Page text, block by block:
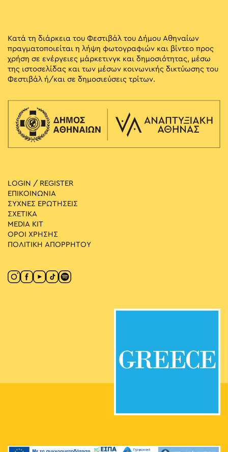
Κατά τη διάρκεια του Φεστιβάλ του Δήμου Αθηναίων
πραγματοποιείται η λήψη φωτογραφιών και βίντεο προς
χρήση σε ενέργειες μάρκετινγκ και δημοσιότητας, μέσω
της ιστοσελίδας και των μέσων κοινωνικής δικτύωσης του
Φεστιβάλ ή/και σε δημοσιεύσεις τρίτων.
LOGIN / REGISTER
ΕΠΙΚΟΙΝΩΝΙΑ
ΣΥΧΝΕΣ ΕΡΩΤΗΣΕΙΣ
ΣΧΕΤΙΚΑ
MEDIA ΚIT
ΟΡΟΙ ΧΡΗΣΗΣ
ΠΟΛΙΤΙΚΗ ΑΠΟΡΡΗΤΟΥ